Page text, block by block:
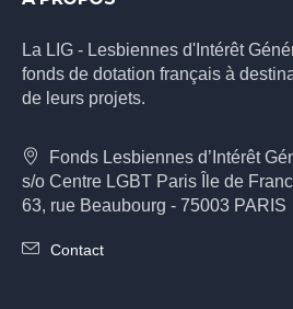
La LIG - Lesbiennes d'Intérêt
fonds de dotation français à
de leurs projets.
Fonds Lesbiennes d’Intérêt
s/o Centre LGBT Paris Île de
63, rue Beaubourg - 75003 PARIS
Contact